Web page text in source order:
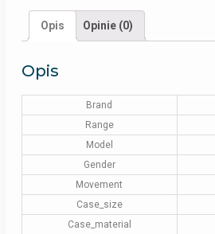
Opis Opinie (0)
Opis
Brand
Range
Model
Gender
Movement
Case_size
Case_material